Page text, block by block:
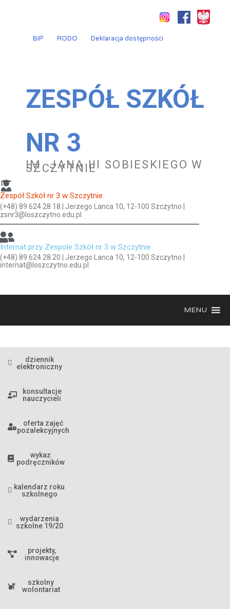
BIP
RODO Deklaracja dostępności
ZESPÓŁ SZKÓŁ
NR 3
IM. JANA III SOBIESKIEGO W
SZCZYTNIE
Zespół Szkół nr 3 w Szczytnie
(+48) 89 624 28 18 | Jerzego Lanca 10, 12-100 Szczytno |
zsnr3@loszczytno.edu.pl
Internat przy Zespole Szkół nr 3 w Szczytnie
(+48) 89 624 28 20 | Jerzego Lanca 10, 12-100 Szczytno |
internat@loszczytno.edu.pl
MENU
dziennik
elektroniczny
konsultacje
nauczycieli
oferta zajęć
pozalekcyjnych
wykaz
podręczników
kalendarz roku
szkolnego
wydarzenia
szkolne 19/20
projekty,
innowacje
szkolny
wolontariat